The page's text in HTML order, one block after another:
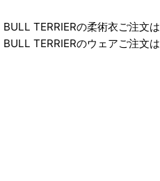
BULL TERRIERの柔術衣ご注文は
BULL TERRIERのウェアご注文は